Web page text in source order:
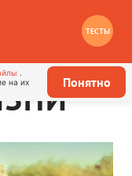
ТЕСТЫ
на их
Понятно